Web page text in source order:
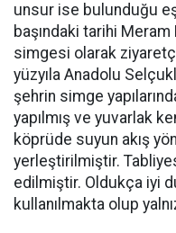
unsur ise bulunduğu
başındaki tarihi
simgesi olarak
yüzyıla Anadolu
şehrin simge
yapılmış ve yuvarlak
köprüde suyun akış
yerleştirilmiştir.
edilmiştir. Oldukça iyi
kullanılmakta olup